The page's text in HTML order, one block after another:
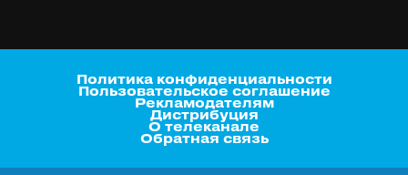
Политика конфиденциальности
Пользовательское соглашение
Рекламодателям
Дистрибуция
О телеканале
Обратная связь